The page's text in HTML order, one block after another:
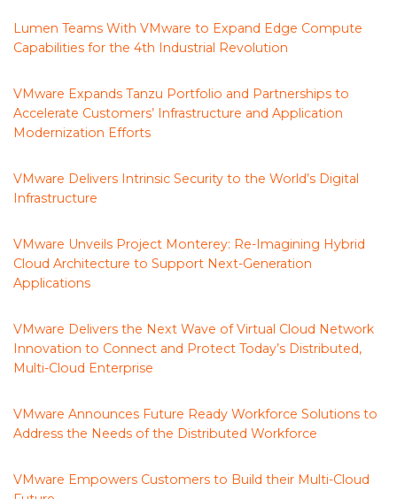
Lumen Teams With VMware to Expand Edge Compute
Capabilities for the 4th Industrial Revolution
VMware Expands Tanzu Portfolio and Partnerships to
Accelerate Customers’ Infrastructure and Application
Modernization Efforts
VMware Delivers Intrinsic Security to the World’s Digital
Infrastructure
VMware Unveils Project Monterey: Re-Imagining Hybrid
Cloud Architecture to Support Next-Generation
Applications
VMware Delivers the Next Wave of Virtual Cloud Network
Innovation to Connect and Protect Today’s Distributed,
Multi-Cloud Enterprise
VMware Announces Future Ready Workforce Solutions to
Address the Needs of the Distributed Workforce
VMware Empowers Customers to Build their Multi-Cloud